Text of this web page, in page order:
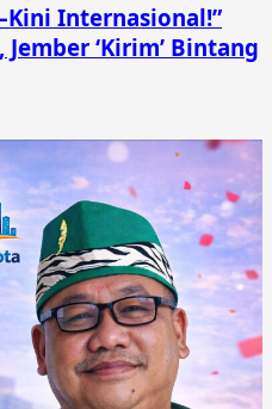
Internasional!”
‘Kirim’ Bintang